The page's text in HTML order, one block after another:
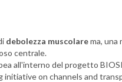
debolezza muscolarema, una
centrale.
all'interno del progetto
initiative on channels and